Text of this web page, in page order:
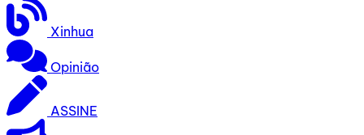
Xinhua
Opinião
ASSINE